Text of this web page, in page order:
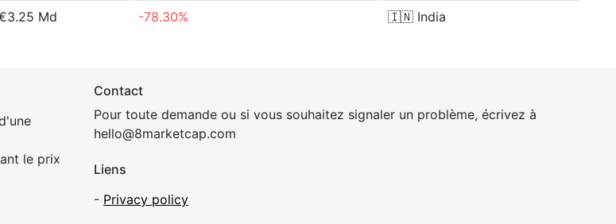
Md -78.30% 🇮🇳 India
le prix
Contact
Pour toute demande ou si vous souhaitez signaler un problème, écrivez à
hello@8marketcap.com
Liens
- Privacy policy